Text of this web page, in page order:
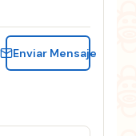
Enviar Mensaje